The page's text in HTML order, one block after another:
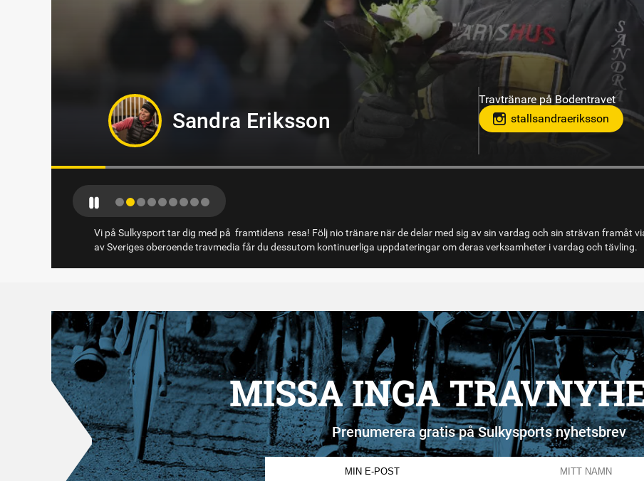
Sandra Eriksson
Travtränare på Bodentravet
stallsandraeriksson
Vi på Sulkysport tar dig med på framtidens resa! Följ nio tränare när de delar med sig av sin vardag och sin strävan framåt
av Sveriges oberoende travmedia får du dessutom kontinuerliga uppdateringar om deras verksamheter i vardag och tävling.
MISSA INGA
Prenumerera gratis på Sulkysports nyhetsbrev